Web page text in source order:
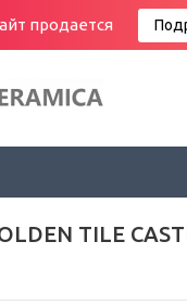
продается
TILE